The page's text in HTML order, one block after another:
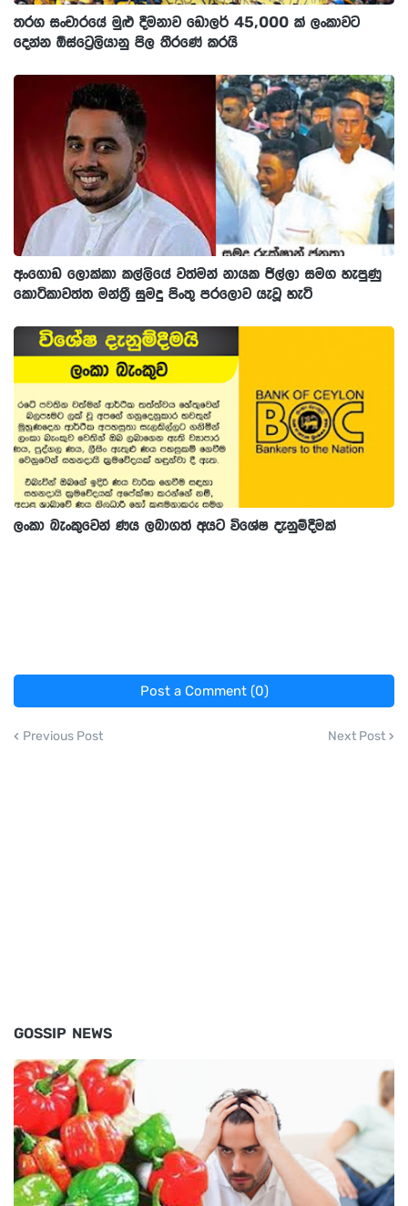
තරග සංචාරයේ මුළු දීමනාව ඩොලර් 45,000 ක් ලංකාවට
දෙන්න ඕස්ට්‍රෙලියානු පිල තීරණේ කරයි
අංගොඩ ලොක්කා කල්ලියේ වත්මන් නායක ජිල්ලා සමග හැපුණු
කොටිකාවත්ත මන්ත්‍රී සුමදු පිංතු පරලොව යැවූ හැටි
ලංකා බැංකුවෙන් ණය ලබාගත් අයට විශේෂ දැනුම්දීමක්
Post a Comment (0)
Previous Post Next Post
GOSSIP NEWS